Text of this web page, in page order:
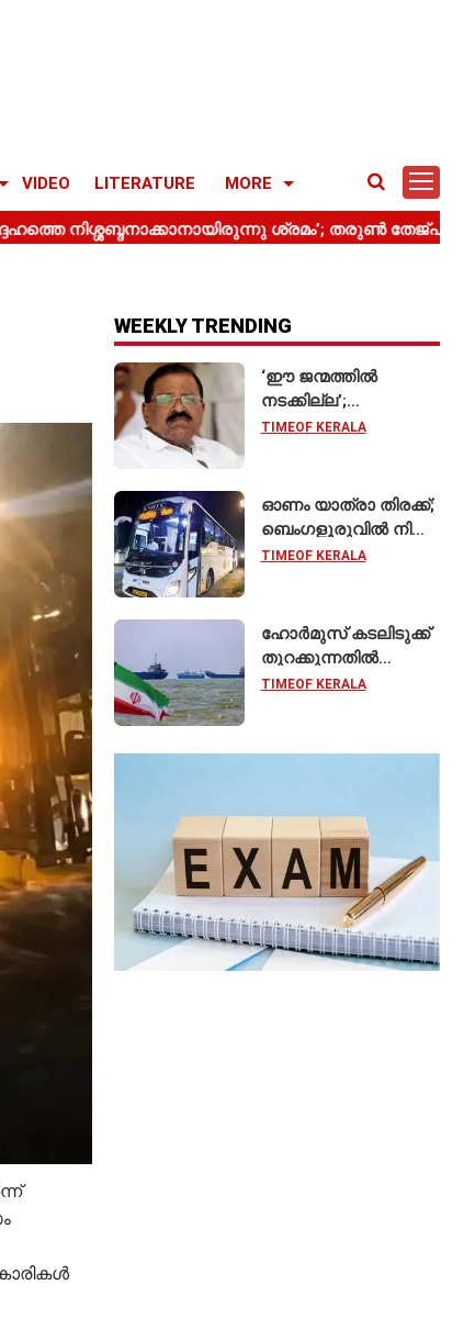
VIDEO LITERATURE MORE
WEEKLY TRENDING
‘ഈ ജന്മത്തിൽ
നടക്കില്ല’;
കേരളത്തിൽ
ആലപിക്കില്ലെന്ന്
രാജ്മോഹൻ
ഉണ്ണിത്താൻ
TIMEOF KERALA
ഓണം യാത്രാ തിരക്ക്;
ബെംഗളൂരുവിൽ നിന്ന്
കേരളത്തിലേക്ക് 90
TIMEOF KERALA
ഹോർമുസ് കടലിടുക്ക്
തുറക്കുന്നതിൽ
ഇറാൻ–ഒമാൻ ധാരണ
ടെഹ്റാൻ
TIMEOF KERALA